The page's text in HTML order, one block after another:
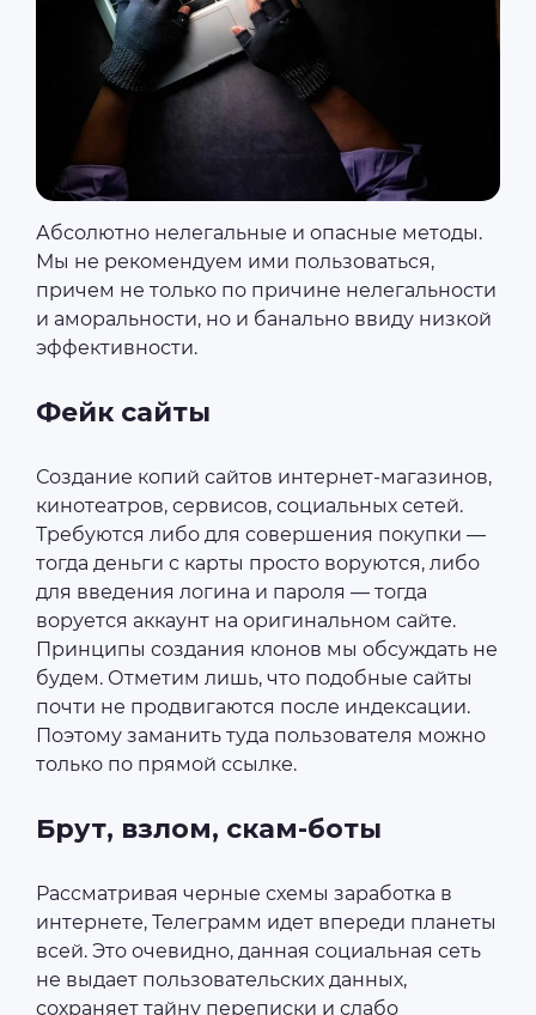
Абсолютно нелегальные и опасные методы.
Мы не рекомендуем ими пользоваться,
причем не только по причине нелегальности
и аморальности, но и банально ввиду низкой
эффективности.
Фейк сайты
Создание копий сайтов интернет-магазинов,
кинотеатров, сервисов, социальных сетей.
Требуются либо для совершения покупки ―
тогда деньги с карты просто воруются, либо
для введения логина и пароля ― тогда
воруется аккаунт на оригинальном сайте.
Принципы создания клонов мы обсуждать не
будем. Отметим лишь, что подобные сайты
почти не продвигаются после индексации.
Поэтому заманить туда пользователя можно
только по прямой ссылке.
Брут, взлом, скам-боты
Рассматривая черные схемы заработка в
интернете, Телеграмм идет впереди планеты
всей. Это очевидно, данная социальная сеть
не выдает пользовательских данных,
сохраняет тайну переписки и слабо